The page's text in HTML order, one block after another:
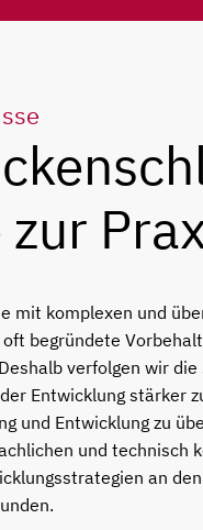
mit komplexen und
begründete
verfolgen wir
Entwicklung stärker
und Entwicklung zu
und technisch
an